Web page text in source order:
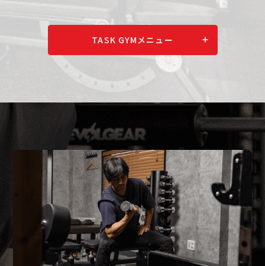
TASK GYMメニュー